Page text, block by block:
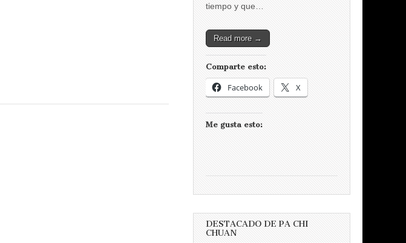
tiempo y que…
Read more →
Comparte esto:
Facebook X
Me gusta esto:
DESTACADO DE PA CHI
CHUAN